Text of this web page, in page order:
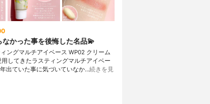
なかった事を後悔した名品💫
ングマルチアイベース WP02 クリーム
してきたラスティングマルチアイベー
出ていた事に気づいていなか…続きを見